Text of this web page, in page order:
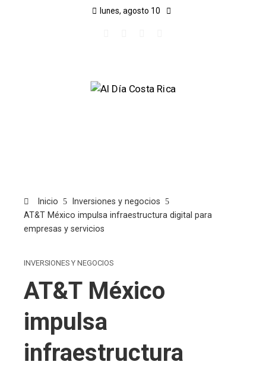
lunes, agosto 10
Inicio
Inversiones y negocios
AT&T México impulsa infraestructura digital para
empresas y servicios
INVERSIONES Y NEGOCIOS
AT&T México
impulsa
infraestructura